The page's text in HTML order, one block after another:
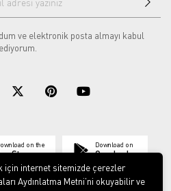
ve elektronik posta almayı kabul
ediyorum.
on the
Store
Download on
Google play
için internet sitemizde çerezler
Aydınlatma Metni’ni okuyabilir ve